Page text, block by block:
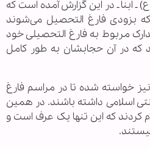
ـ ابنا ـ در این گزارش آمده است که
که بزودی فارغ التحصیل می‌شوند
مربوط به فارغ التحصیلی خود
که در آن حجابشان به طور کامل
خواسته شده تا در مراسم فارغ
اسلامی داشته باشند. در همین
کردند که این تنها یک عرف است و